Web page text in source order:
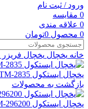
ورود / ثبت نام
0 مقایسه
0 علاقه مندی
0 محصول 0تومان
خانه یخچال یخچال فریزر
یخچال ایستکول TM-2835
بازگشت به محصولات
یخچال ایستکول TM-296200